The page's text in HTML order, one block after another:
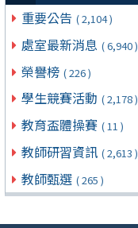
重要公告 ( 2,104 )
處室最新消息 ( 6,940 )
榮譽榜 ( 226 )
學生競賽活動 ( 2,178 )
教育盃體操賽 ( 11 )
教師研習資訊 ( 2,613 )
教師甄選 ( 265 )